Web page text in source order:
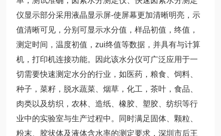
仪显示部分采用液晶显示屏-使屏幕更加清晰明亮，示
值清晰可见，分别可显示水分值，样品初值，终值，
测定时间，温度初值，zui终值等数据，并具有与计算
机，打印机连接功能。因此该水分仪可广泛应用于一
切需要快速测定水分的行业，如医药，粮食、饲料、
种子，菜籽，脱水蔬菜、烟草，化工，茶叶，食品、
肉类以及纺织，农林、造纸、橡胶、塑胶、纺织等行
业中的实验室与生产过程中。同时满足固体、颗粒、
粉末、胶状体及液体含水率的测定要求，深圳市后王